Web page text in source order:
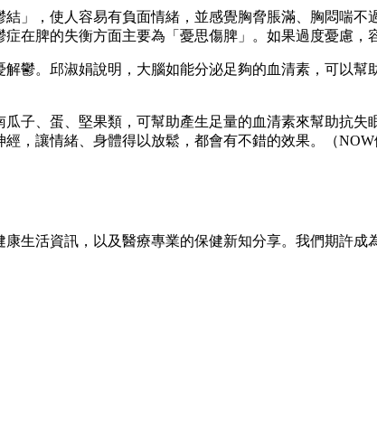
」，使人容易有負面情緒，並感覺胸脅脹滿、胸悶喘
在脾的失衡方面主要為「憂思傷脾」。如果過度憂慮，
鬱。邱淑娟說明，大腦如能分泌足夠的血清素，可以
子、蛋、堅果類，可幫助產生足量的血清素來幫助抗
，讓情緒、身體得以放鬆，都會有不錯的效果。（NOW
生活資訊，以及醫療專業的保健新知分享。我們期許